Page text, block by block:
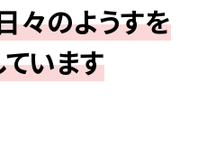
々のようすを
います